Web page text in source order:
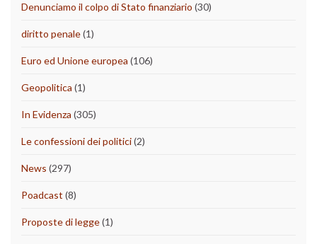
Denunciamo il colpo di Stato finanziario (30)
diritto penale(1)
Euro ed Unione europea (106)
Geopolitica (1)
In Evidenza (305)
Le confessioni dei politici(2)
News (297)
Poadcast (8)
Proposte di legge(1)